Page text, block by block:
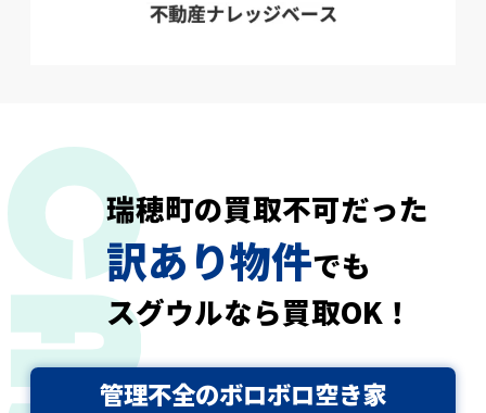
瑞穂町の買取不可だった
訳あり物件でも
スグウルなら買取OK！
管理不全のボロボロ空き家